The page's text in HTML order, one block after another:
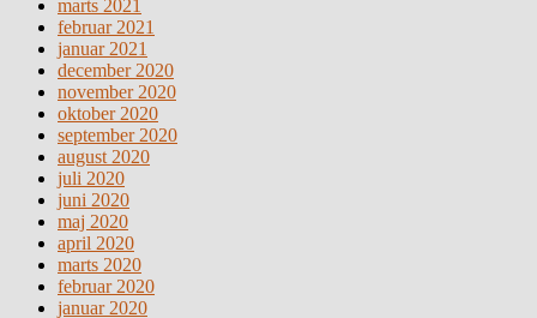
marts 2021
februar 2021
januar 2021
december 2020
november 2020
oktober 2020
september 2020
august 2020
juli 2020
juni 2020
maj 2020
april 2020
marts 2020
februar 2020
januar 2020